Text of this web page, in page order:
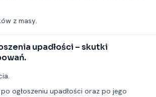
z masy.
upadłości – skutki
ogłoszeniu upadłości oraz po jego